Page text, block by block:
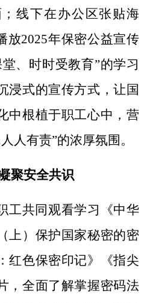
线下在办公区张贴海
放2025年保密公益宣传
、时时受教育”的学习
浸式的宣传方式，让国
中根植于职工心中，营
人有责”的浓厚氛围。
聚安全共识
工共同观看学习《中华
（上）保护国家秘密的密
红色保密印记》《指尖
， 全面了解掌握密码法